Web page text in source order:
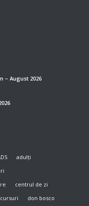
– August 2026
adulți
centrul de zi
cursuri
don bosco